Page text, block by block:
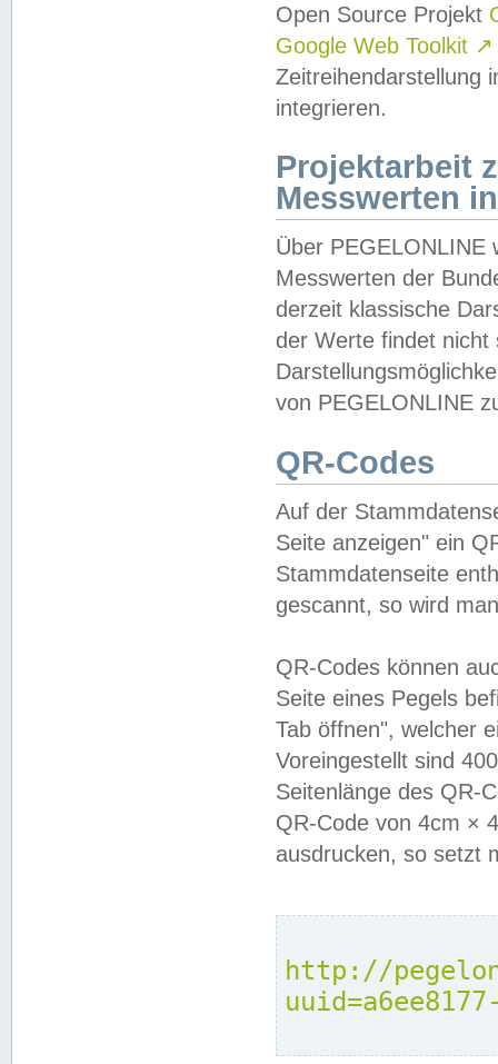
Open Source Projekt
Google Web Toolkit ↗
Zeitreihendarstellung
integrieren.
Projektarbeit
Messwerten
Über PEGELONLINE
Messwerten der
derzeit klassische
der Werte findet
von PEGELONLINE
QR-Codes
Auf der
Seite anzeigen" ein
Stammdatenseite
gescannt, so wird
QR-Codes können
Seite eines Pegels
Tab öffnen", welcher
Voreingestellt sind
Seitenlänge des QR-
QR-Code von 4cm ×
ausdrucken, so setzt
http://